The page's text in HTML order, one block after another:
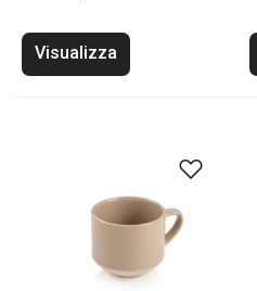
Visualizza